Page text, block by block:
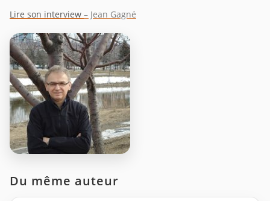
Lire son interview – Jean Gagné
Du même auteur